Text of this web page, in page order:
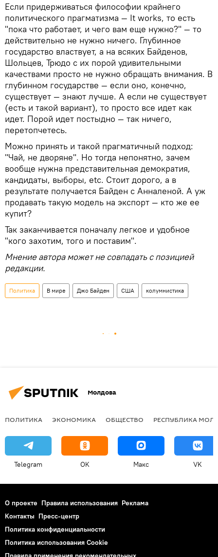
Если придерживаться философии крайнего
политического прагматизма — It works, то есть
"пока что работает, и чего вам еще нужно?" — то
действительно не нужно ничего. Глубинное
государство властвует, а на всяких Байденов,
Шольцев, Трюдо с их порой удивительными
качествами просто не нужно обращать внимания. В
глубинном государстве — если оно, конечно,
существует — знают лучше. А если не существует
(есть и такой вариант), то просто все идет как
идет. Порой идет постыдно — так ничего,
перетопчетесь.
Можно принять и такой прагматичный подход:
"Чай, не дворяне". Но тогда непонятно, зачем
вообще нужна представительная демократия,
кандидаты, выборы, etc. Стоит дорого, а в
результате получается Байден с Анналеной. А уж
продавать такую модель на экспорт — кто же ее
купит?
Так заканчивается поначалу легкое и удобное
"кого захотим, того и поставим".
Мнение автора может не совпадать с позицией
редакции.
Политика В мире Джо Байден США колумнистика
Молдова
ПОЛИТИКА ЭКОНОМИКА ОБЩЕСТВО РЕСПУБЛИКА
Telegram OK Макс VK
О проекте Правила использования Реклама
Контакты Пресс-центр
Политика конфиденциальности
Политика использования Cookie